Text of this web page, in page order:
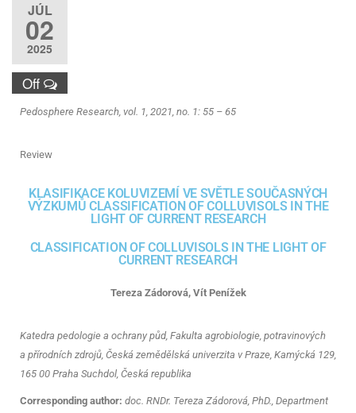
JÚL
02
2025
Off
Pedosphere Research, vol. 1, 2021, no. 1: 55 – 65
Review
KLASIFIKACE KOLUVIZEMÍ VE SVĚTLE SOUČASNÝCH
VÝZKUMŮ CLASSIFICATION OF COLLUVISOLS IN THE
LIGHT OF CURRENT RESEARCH
CLASSIFICATION OF COLLUVISOLS IN THE LIGHT OF
CURRENT RESEARCH
Tereza Zádorová, Vít Penížek
Katedra pedologie a ochrany půd, Fakulta agrobiologie, potravinových
a přírodních zdrojů, Česká zemědělská univerzita v Praze, Kamýcká 129,
165 00 Praha Suchdol, Česká republika
Corresponding author: doc. RNDr. Tereza Zádorová, PhD., Department